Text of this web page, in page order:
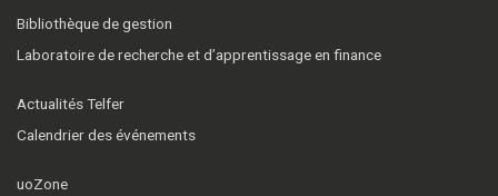
Bibliothèque de gestion
Laboratoire de recherche et d’apprentissage en finance
Actualités Telfer
Calendrier des événements
uoZone